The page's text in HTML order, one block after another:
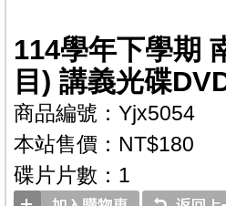
114學年下學期
目) 講義光碟
商品編號：Yjx5054
本站售價：NT$180
碟片片數：1